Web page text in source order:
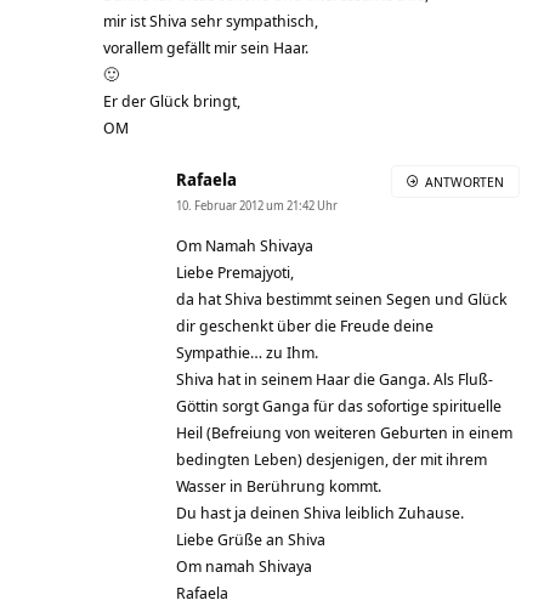
mir ist Shiva sehr sympathisch,
vorallem gefällt mir sein Haar.
🙂
Er der Glück bringt,
OM
Rafaela
10. Februar 2012 um 21:42 Uhr
Om Namah Shivaya
Liebe Premajyoti,
da hat Shiva bestimmt seinen Segen und Glück
dir geschenkt über die Freude deine
Sympathie… zu Ihm.
Shiva hat in seinem Haar die Ganga. Als Fluß-
Göttin sorgt Ganga für das sofortige spirituelle
Heil (Befreiung von weiteren Geburten in einem
bedingten Leben) desjenigen, der mit ihrem
Wasser in Berührung kommt.
Du hast ja deinen Shiva leiblich Zuhause.
Liebe Grüße an Shiva
Om namah Shivaya
Rafaela
ANTWORTEN